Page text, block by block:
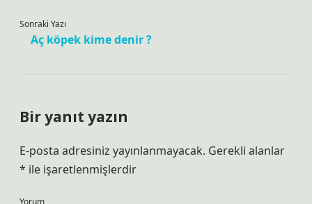
Sonraki Yazı
Aç köpek kime denir ?
Bir yanıt yazın
E-posta adresiniz yayınlanmayacak. Gerekli alanlar
* ile işaretlenmişlerdir
Yorum